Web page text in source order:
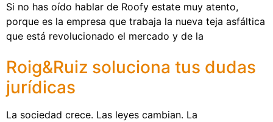
Si no has oído hablar de Roofy estate muy atento,
porque es la empresa que trabaja la nueva teja asfáltica
que está revolucionado el mercado y de la
Roig&Ruiz soluciona tus dudas
jurídicas
La sociedad crece. Las leyes cambian. La